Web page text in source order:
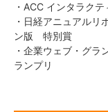
・ACC インタラク
・日経アニュアルリ
ン版 特別賞
・企業ウェブ・グ
ランプリ